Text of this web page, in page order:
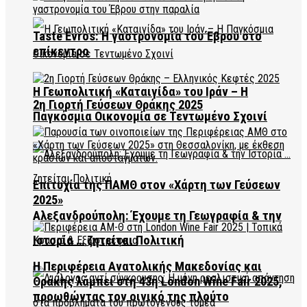
Η Γεωπολιτική «Καταιγίδα» του Ιράν – Η
Παγκόσμια Οικονομία σε Τεντωμένο Σχοινί
Αλεξανδρούπολη: Έχουμε τη Γεωγραφία & την
Ιστορία … ζητείται Πολιτική
Taste Evros: Η γαστρονομία του Έβρου στο
επίκεντρο
2η Γιορτή Γεύσεων Θράκης 2025
Επιτυχία της ΠΑΜΘ στον «Χάρτη των Γεύσεων
2025»
Η Περιφέρεια Ανατολικής Μακεδονίας και
Θράκης λάμπει στη 43η London Wine Fair 2025,
προωθώντας τον οινικό της πλούτο